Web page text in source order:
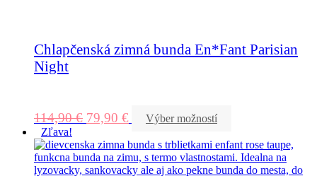
Chlapčenská zimná bunda En*Fant Parisian
Night
114,90€ 79,90 €
Výber možností
Zľava!